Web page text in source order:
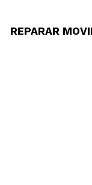
REPARAR